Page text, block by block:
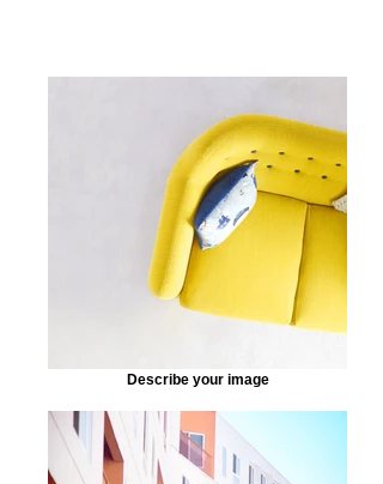
Describe your image